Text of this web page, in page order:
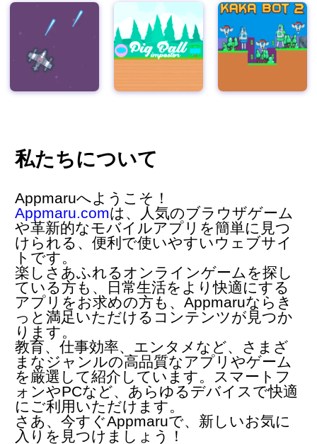
私たちについて
Appmaruへようこそ！
Appmaru.comは、人気のブラウザゲーム
や革新的なモバイルアプリ を簡単に見つ
けられる、便利で使いやすいウェブサイ
トです。
楽しさあふれるオンラインゲームを探し
ている方も、日常生活をより快適にする
アプリをお求めの方も、Appmaruならき
っと満足いただけるコンテンツが見つか
ります。
教育、仕事効率、エンタメなど、さまざ
まなジャンルの高品質なアプリやゲーム
を厳選して紹介しています。スマートフ
ォンやPCなど、あらゆるデバイスで快適
にご利用いただけます。
さあ、今すぐAppmaruで、新しいお気に
入りを見つけましょう！